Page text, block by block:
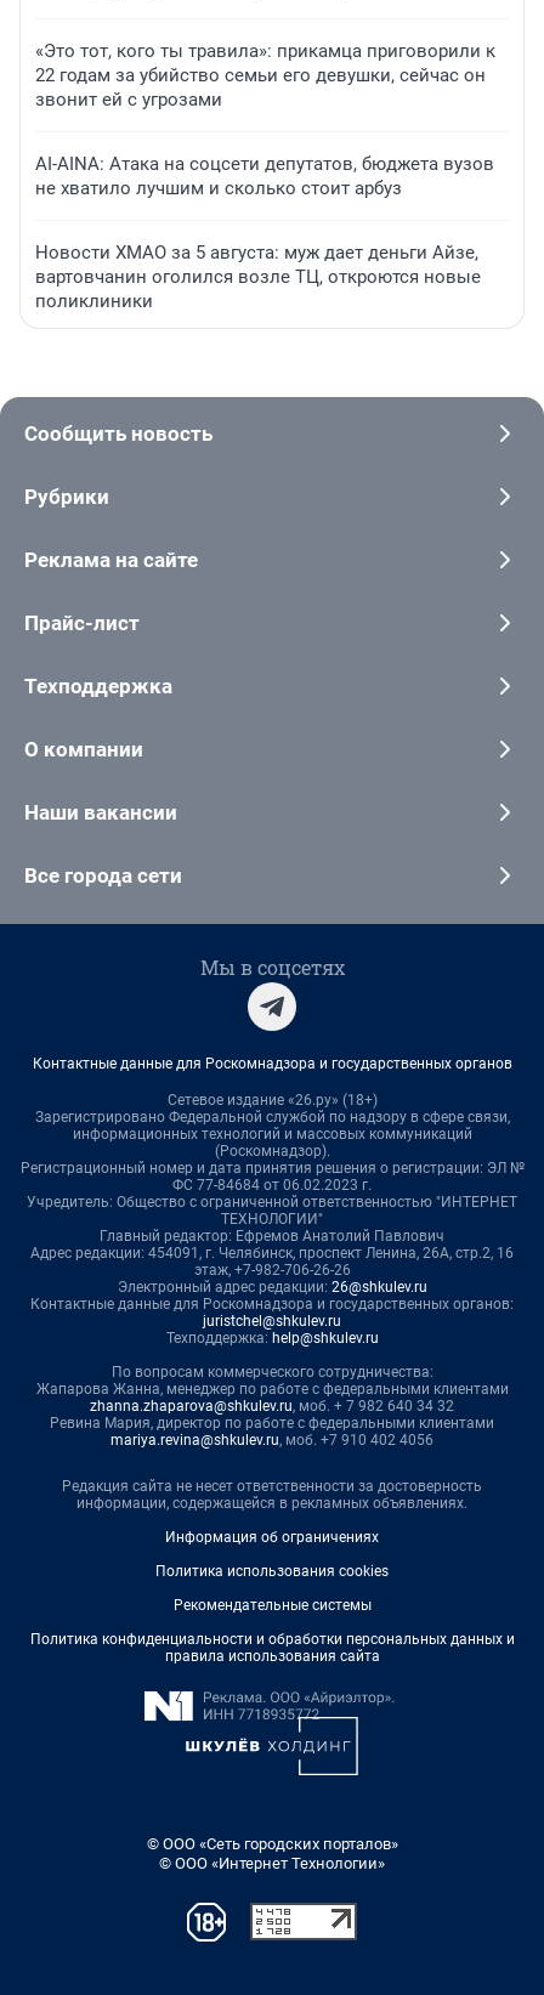
«Это тот, кого ты травила»: прикамца приговорили к
22 годам за убийство семьи его девушки, сейчас он
звонит ей с угрозами
AI-AINA: Атака на соцсети депутатов, бюджета вузов
не хватило лучшим и сколько стоит арбуз
Новости ХМАО за 5 августа: муж дает деньги Айзе,
вартовчанин оголился возле ТЦ, откроются новые
поликлиники
Сообщить новость
Рубрики
Реклама на сайте
Прайс-лист
Техподдержка
О компании
Наши вакансии
Все города сети
Мы в соцсетях
Контактные данные для Роскомнадзора и государственных органов
Сетевое издание «26.ру» (18+)
Зарегистрировано Федеральной службой по надзору в сфере связи,
информационных технологий и массовых коммуникаций
(Роскомнадзор).
Регистрационный номер и дата принятия решения о регистрации: ЭЛ №
ФС 77-84684 от 06.02.2023 г.
Учредитель: Общество с ограниченной ответственностью "ИНТЕРНЕТ
ТЕХНОЛОГИИ"
Главный редактор: Ефремов Анатолий Павлович
Адрес редакции: 454091, г. Челябинск, проспект Ленина, 26А, стр.2, 16
этаж, +7-982-706-26-26
Электронный адрес редакции: 26@shkulev.ru
Контактные данные для Роскомнадзора и государственных органов:
juristchel@shkulev.ru
Техподдержка: help@shkulev.ru
По вопросам коммерческого сотрудничества:
Жапарова Жанна, менеджер по работе с федеральными клиентами
zhanna.zhaparova@shkulev.ru, моб. + 7 982 640 34 32
Ревина Мария, директор по работе с федеральными клиентами
mariya.revina@shkulev.ru, моб. +7 910 402 4056
Редакция сайта не несет ответственности за достоверность
информации, содержащейся в рекламных объявлениях.
Информация об ограничениях
Политика использования cookies
Рекомендательные системы
Политика конфиденциальности и обработки персональных данных и
правила использования сайта
© ООО «Сеть городских порталов»
© ООО «Интернет Технологии»